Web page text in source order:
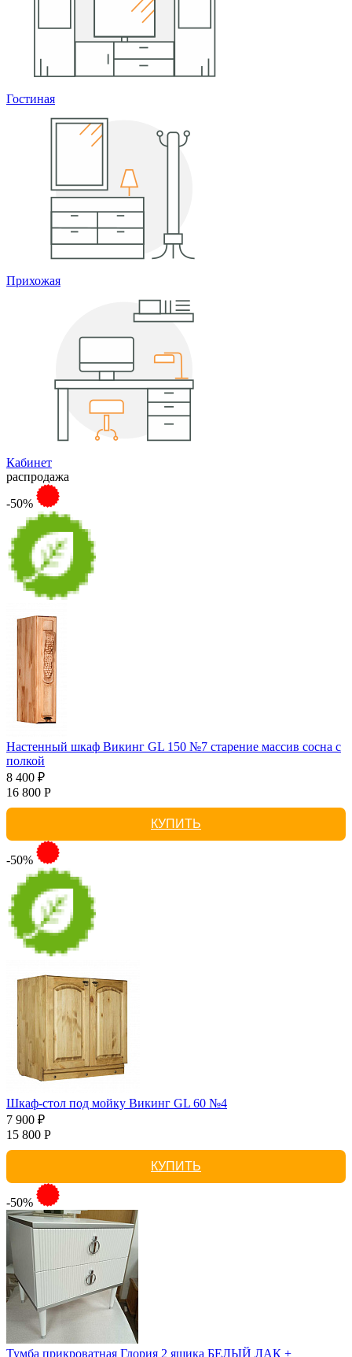
Гостиная
Прихожая
Кабинет
распродажа
-50%
Настенный шкаф Викинг GL 150 №7 старение массив сосна с
полкой
8 400 ₽
16 800 Р
КУПИТЬ
-50%
Шкаф-стол под мойку Викинг GL 60 №4
7 900 ₽
15 800 Р
КУПИТЬ
-50%
Тумба прикроватная Глория 2 ящика БЕЛЫЙ ЛАК +